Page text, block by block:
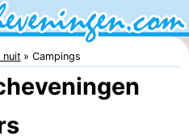
nuit Campings